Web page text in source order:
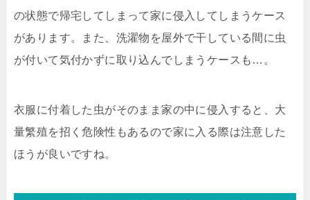
の状態で帰宅してしまって家に侵入してしまうケース
があります。また、洗濯物を屋外で干している間に虫
が付いて気付かずに取り込んでしまうケースも…。
衣服に付着した虫がそのまま家の中に侵入すると、大
量繁殖を招く危険性もあるので家に入る際は注意した
ほうが良いですね。